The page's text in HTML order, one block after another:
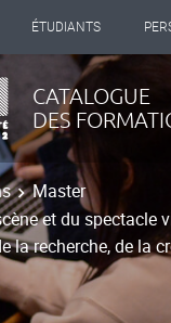
ÉTUDIANTS
2
CATALOGUE
DES
Master
et du spectacle
la recherche, de la